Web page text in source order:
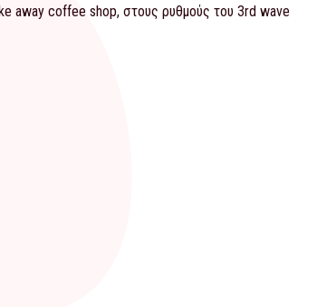
away coffee shop, στους ρυθμούς του 3rd wave